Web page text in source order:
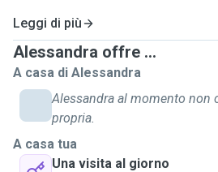
Leggi di più
Alessandra offre ...
A casa di Alessandra
Alessandra al momento non
propria.
A casa tua
Una visita al giorno